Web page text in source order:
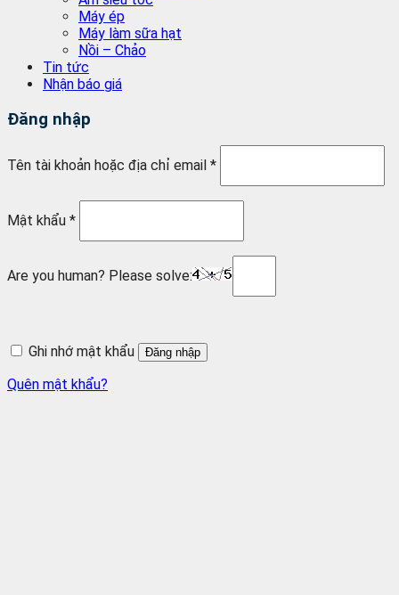
Máy ép
Máy làm sữa hạt
Nồi – Chảo
Tin tức
Nhận báo giá
Đăng nhập
Tên tài khoản hoặc địa chỉ email *
Mật khẩu *
Are you human? Please solve:
Ghi nhớ mật khẩu Đăng nhập
Quên mật khẩu?